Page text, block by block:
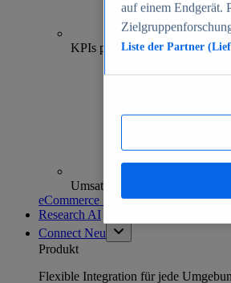
KPIs pro Shop
Umsatzanalysen und -prognosen
eCommerce Insights entdecken
Research AI
Connect Neu
Produkt
Flexible Integration für jede
auf einem Endgerät.
Liste der Partner